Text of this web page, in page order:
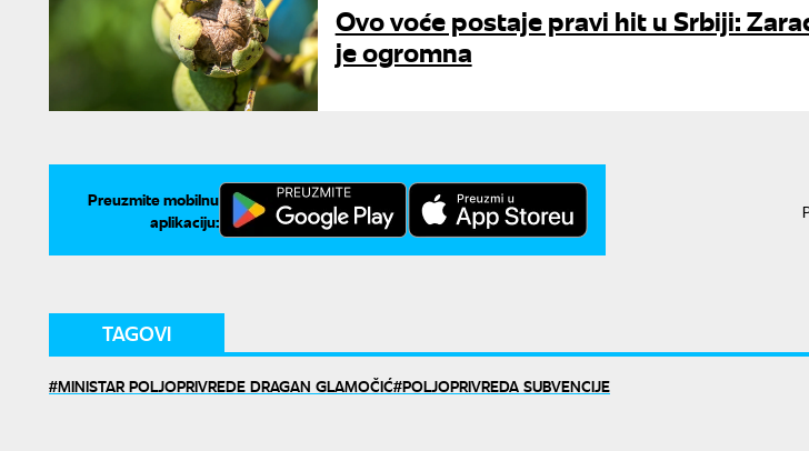
Ovo voće postaje pravi hit u Srbiji:
je ogromna
Preuzmite mobilnu
aplikaciju:
TAGOVI
MINISTAR POLJOPRIVREDE DRAGAN GLAMOČIĆ POLJOPRIVREDA SUBVENCIJE